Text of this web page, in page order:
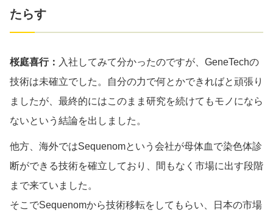
たらす
桜庭喜行： 入社してみて分かったのですが、GeneTechの
技術は未確立でした。自分の力で何とかできればと頑張り
ましたが、最終的にはこのまま研究を続けてもモノになら
ないという結論を出しました。
他方、海外ではSequenomという会社が母体血で染色体診
断ができる技術を確立しており、間もなく市場に出す段階
まで来ていました。
そこでSequenomから技術移転をしてもらい、日本の市場